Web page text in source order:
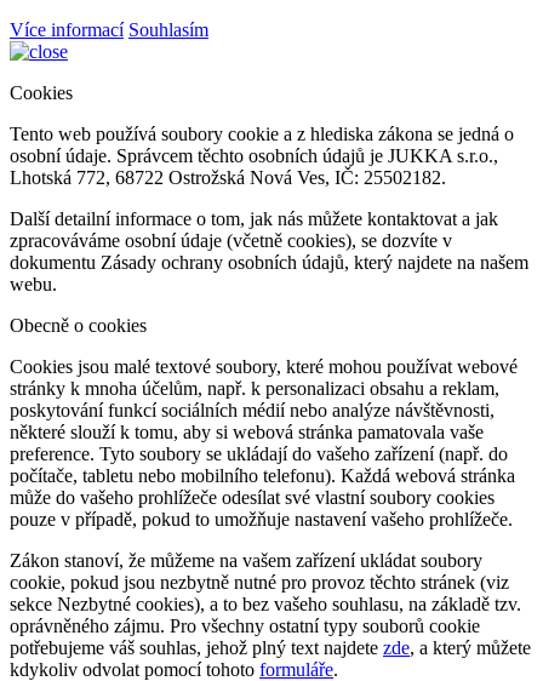
Více informací Souhlasím
Cookies
Tento web používá soubory cookie a z hlediska zákona se jedná o
osobní údaje. Správcem těchto osobních údajů je JUKKA s.r.o.,
Lhotská 772, 68722 Ostrožská Nová Ves, IČ: 25502182.
Další detailní informace o tom, jak nás můžete kontaktovat a jak
zpracováváme osobní údaje (včetně cookies), se dozvíte v
dokumentu Zásady ochrany osobních údajů, který najdete na našem
webu.
Obecně o cookies
Cookies jsou malé textové soubory, které mohou používat webové
stránky k mnoha účelům, např. k personalizaci obsahu a reklam,
poskytování funkcí sociálních médií nebo analýze návštěvnosti,
některé slouží k tomu, aby si webová stránka pamatovala vaše
preference. Tyto soubory se ukládají do vašeho zařízení (např. do
počítače, tabletu nebo mobilního telefonu). Každá webová stránka
může do vašeho prohlížeče odesílat své vlastní soubory cookies
pouze v případě, pokud to umožňuje nastavení vašeho prohlížeče.
Zákon stanoví, že můžeme na vašem zařízení ukládat soubory
cookie, pokud jsou nezbytně nutné pro provoz těchto stránek (viz
sekce Nezbytné cookies), a to bez vašeho souhlasu, na základě tzv.
oprávněného zájmu. Pro všechny ostatní typy souborů cookie
potřebujeme váš souhlas, jehož plný text najdete zde, a který můžete
kdykoliv odvolat pomocí tohoto formuláře.